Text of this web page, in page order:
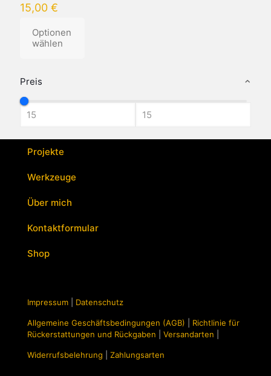
Preis
15,00 €
Optionen
wählen
Projekte
Werkzeuge
Über mich
Kontaktformular
Shop
Impressum Datenschutz
Allgemeine Geschäftsbedingungen (AGB)
Richtlinie für
Rückerstattungen und Rückgaben
Versandarten
Widerrufsbelehrung Zahlungsarten